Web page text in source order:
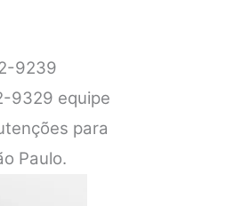
9239
9329 equipe
para
Paulo.